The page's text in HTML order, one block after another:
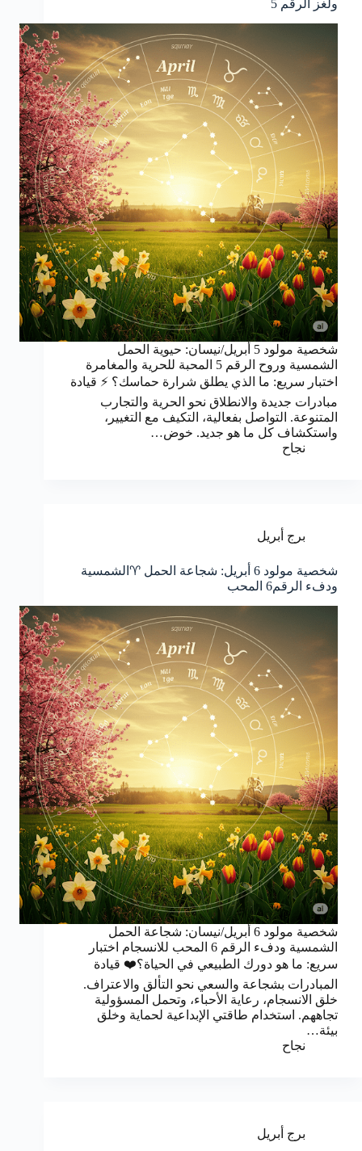
ولغز الرقم 5
شخصية مولود 5 أبريل/نيسان: حيوية الحمل
الشمسية وروح الرقم 5 المحبة للحرية والمغامرة
اختبار سريع: ما الذي يطلق شرارة حماسك؟ ⚡️ قيادة
مبادرات جديدة والانطلاق نحو الحرية والتجارب
المتنوعة. التواصل بفعالية، التكيف مع التغيير،
واستكشاف كل ما هو جديد. خوض…
نجاح
برج أبريل
شخصية مولود 6 أبريل: شجاعة الحمل ♈️الشمسية
ودفء الرقم6 المحب
شخصية مولود 6 أبريل/نيسان: شجاعة الحمل
الشمسية ودفء الرقم 6 المحب للانسجام اختبار
سريع: ما هو دورك الطبيعي في الحياة؟❤️ قيادة
المبادرات بشجاعة والسعي نحو التألق والاعتراف.
خلق الانسجام، رعاية الأحباء، وتحمل المسؤولية
تجاههم. استخدام طاقتي الإبداعية لحماية وخلق
بيئة…
نجاح
برج أبريل